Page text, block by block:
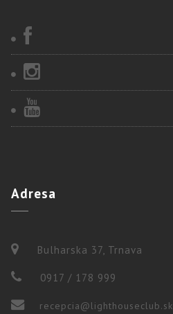
Adresa
Bulharska 37, Trnava
0917 / 178 999
recepcia@lighthouseclub.sk